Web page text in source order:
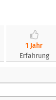
1 Jahr
Erfahrung